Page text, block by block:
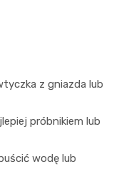
z gniazda lub
próbnikiem lub
wodę lub